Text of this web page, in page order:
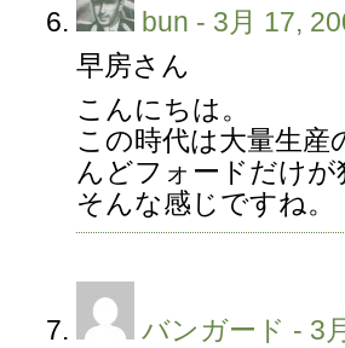
bun - 3月 17,
早房さん
こんにちは。
この時代は大量生
んどフォードだけ
そんな感じですね。
バンガード - 3